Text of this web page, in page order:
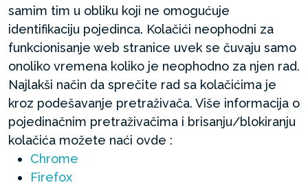
samim tim u obliku koji ne omogućuje
identifikaciju pojedinca. Kolačići neophodni za
funkcionisanje web stranice uvek se čuvaju samo
onoliko vremena koliko je neophodno za njen rad.
Najlakši način da sprečite rad sa kolačićima je
kroz podešavanje pretraživača. Više informacija o
pojedinačnim pretraživačima i brisanju/blokiranju
kolačića možete naći ovde :
Chrome
Firefox